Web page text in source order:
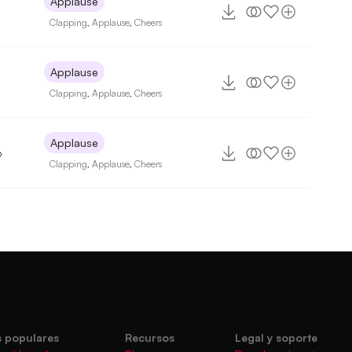
Clapping ,Applause ,Cheers
Applause
Clapping ,Applause ,Cheers
Applause
Clapping ,Applause ,Cheers
populares
Recursos
Legal y soporte